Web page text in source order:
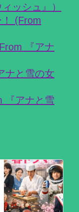
ッシュ』）
(From
『アナ
ナと雪の女
『アナと雪